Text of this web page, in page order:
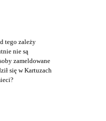
tego zależy
nie są
zameldowane
się w Kartuzach